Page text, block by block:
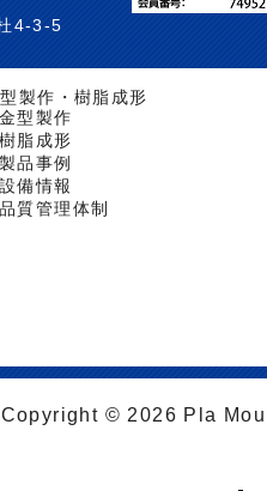
4-3-5
製作・樹脂成形
金型製作
樹脂成形
製品事例
設備情報
品質管理体制
Copyright © 2026 Pla